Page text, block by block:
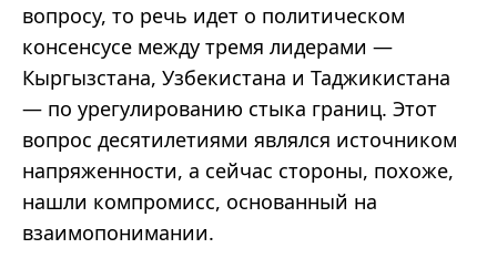
вопросу, то речь идет о политическом
консенсусе между тремя лидерами —
Кыргызстана, Узбекистана и Таджикистана
— по урегулированию стыка границ. Этот
вопрос десятилетиями являлся источником
напряженности, а сейчас стороны, похоже,
нашли компромисс, основанный на
взаимопонимании.